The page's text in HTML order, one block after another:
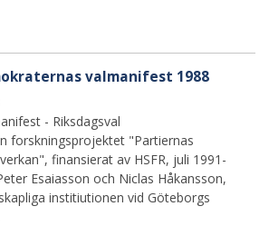
valmanifest 1988
- Riksdagsval
forskningsprojektet "Partiernas
finansierat av HSFR, juli 1991-
Esaiasson och Niclas Håkansson,
institiutionen vid Göteborgs